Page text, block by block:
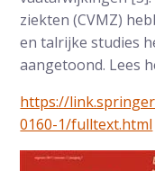
ziekten (CVMZ)
en talrijke studies
aangetoond. Lees
https://
0160-1/fulltext.html